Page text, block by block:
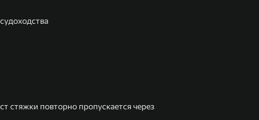
судоходства
стяжки повторно пропускается через